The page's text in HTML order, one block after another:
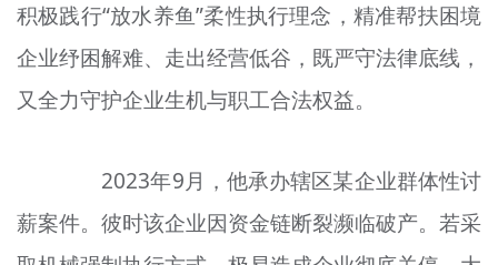
积极践行“放水养鱼”柔性执行理念，精准帮扶困境
企业纾困解难、走出经营低谷， 既严守法律底线，
又全力守护企业生机与职工合法权益。
2023年9月，他承办辖区某企业群体性讨
薪案件。彼时该企业因资金链断裂濒临破产。若采